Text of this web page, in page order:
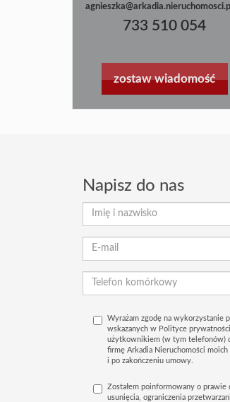
agnieszka@arkadia.nieruchomosci.pl
733 510 054
zostaw wiadomość
Napisz do nas
Wyrażam zgodę na wykorzystanie
wskazanych w Polityce
użytkownikiem (w tym telefonów)
firmę Arkadia Nieruchomości
i po zakończeniu umowy.
Zostałem poinformowany o
usunięcia, ograniczenia